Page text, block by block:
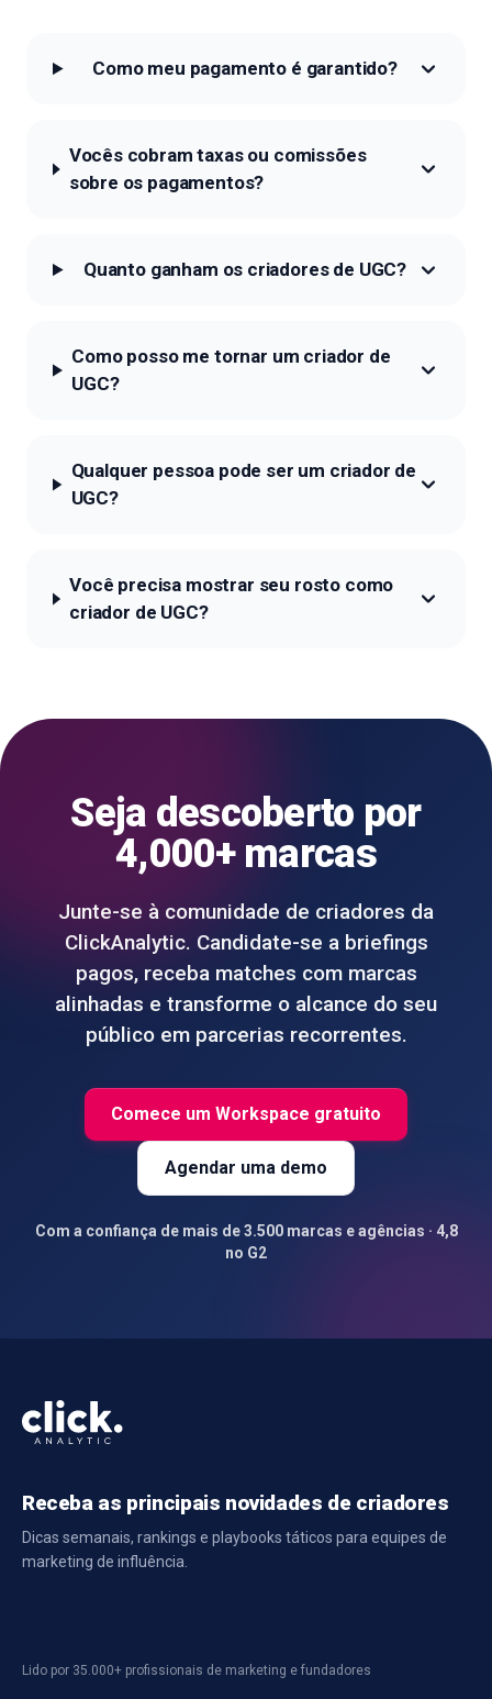
Como meu pagamento é garantido?
Vocês cobram taxas ou comissões
sobre os pagamentos?
Quanto ganham os criadores de UGC?
Como posso me tornar um criador de
UGC?
Qualquer pessoa pode ser um criador de
UGC?
Você precisa mostrar seu rosto como
criador de UGC?
Seja descoberto por
4,000+ marcas
Junte-se à comunidade de criadores da
ClickAnalytic. Candidate-se a briefings
pagos, receba matches com marcas
alinhadas e transforme o alcance do seu
público em parcerias recorrentes.
Comece um Workspace gratuito
Agendar uma demo
Com a confiança de mais de 3.500 marcas e agências · 4,8
no G2
Receba as principais novidades de criadores
Dicas semanais, rankings e playbooks táticos para equipes de
marketing de influência.
Lido por 35.000+ profissionais de marketing e fundadores